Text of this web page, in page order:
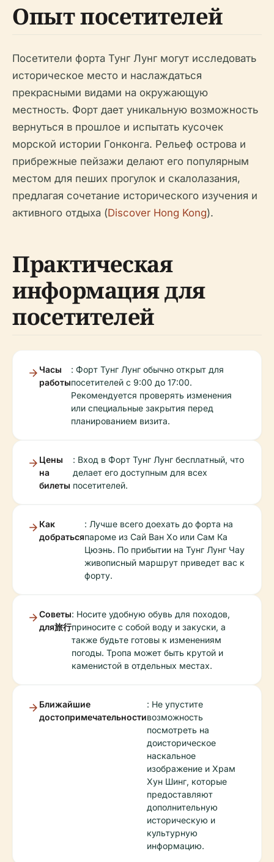
Опыт посетителей
Посетители форта Тунг Лунг могут исследовать
историческое место и наслаждаться
прекрасными видами на окружающую
местность. Форт дает уникальную возможность
вернуться в прошлое и испытать кусочек
морской истории Гонконга. Рельеф острова и
прибрежные пейзажи делают его популярным
местом для пеших прогулок и скалолазания,
предлагая сочетание исторического изучения и
активного отдыха (Discover Hong Kong).
Практическая
информация для
посетителей
Часы
работы
: Форт Тунг Лунг обычно открыт для
посетителей с 9:00 до 17:00.
Рекомендуется проверять изменения
или специальные закрытия перед
планированием визита.
Цены
на
билеты
: Вход в Форт Тунг Лунг бесплатный, что
делает его доступным для всех
посетителей.
Как
добраться
: Лучше всего доехать до форта на
пароме из Сай Ван Хо или Сам Ка
Цюэнь. По прибытии на Тунг Лунг Чау
живописный маршрут приведет вас к
форту.
Советы
для旅行
: Носите удобную обувь для походов,
приносите с собой воду и закуски, а
также будьте готовы к изменениям
погоды. Тропа может быть крутой и
каменистой в отдельных местах.
Ближайшие
достопримечательности
: Не упустите
возможность
посмотреть на
доисторическое
наскальное
изображение и Храм
Хун Шинг, которые
предоставляют
дополнительную
историческую и
культурную
информацию.